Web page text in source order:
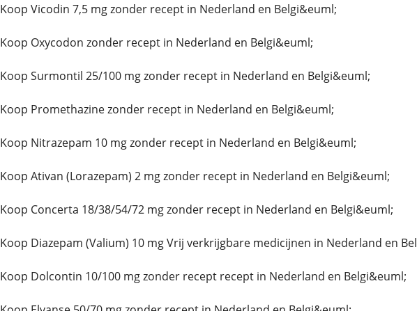
Koop Vicodin 7,5 mg zonder recept in Nederland en Belgi&euml;
Koop Oxycodon zonder recept in Nederland en Belgi&euml;
Koop Surmontil 25/100 mg zonder recept in Nederland en Belgi&euml;
Koop Promethazine zonder recept in Nederland en Belgi&euml;
Koop Nitrazepam 10 mg zonder recept in Nederland en Belgi&euml;
Koop Ativan (Lorazepam) 2 mg zonder recept in Nederland en Belgi&euml;
Koop Concerta 18/38/54/72 mg zonder recept in Nederland en Belgi&euml;
Koop Diazepam (Valium) 10 mg Vrij verkrijgbare medicijnen in Nederland en
Koop Dolcontin 10/100 mg zonder recept recept in Nederland en Belgi&euml;